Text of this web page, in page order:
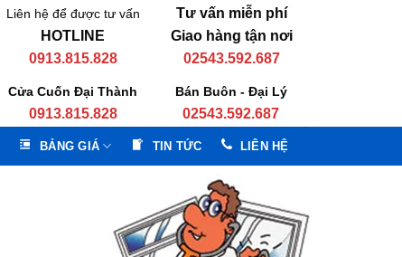
Liên hệ để được tư vấn
HOTLINE
0913.815.828
Tư vấn miễn phí
Giao hàng tận nơi
02543.592.687
Cửa Cuốn Đại Thành
0913.815.828
Bán Buôn - Đại Lý
02543.592.687
BẢNG GIÁ TIN TỨC LIÊN HỆ